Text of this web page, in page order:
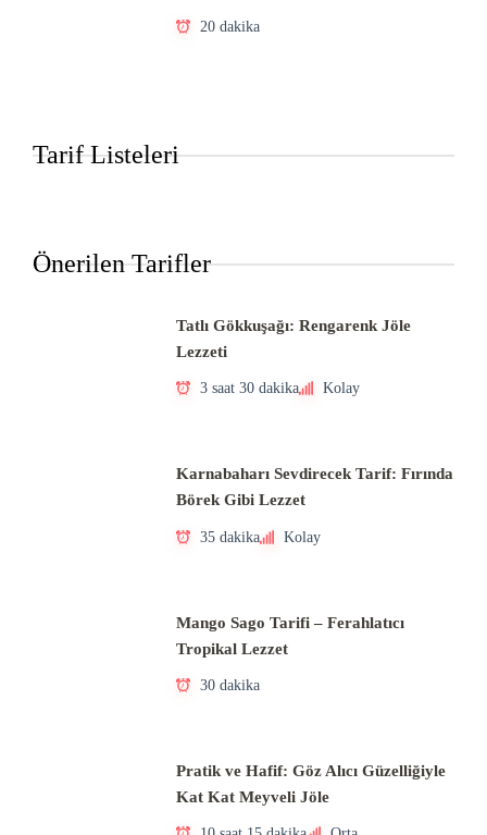
20 dakika
Tarif Listeleri
Önerilen Tarifler
Tatlı Gökkuşağı: Rengarenk Jöle
Lezzeti
3 saat 30 dakika Kolay
Karnabaharı Sevdirecek Tarif: Fırında
Börek Gibi Lezzet
35 dakika Kolay
Mango Sago Tarifi – Ferahlatıcı
Tropikal Lezzet
30 dakika
Pratik ve Hafif: Göz Alıcı Güzelliğiyle
Kat Kat Meyveli Jöle